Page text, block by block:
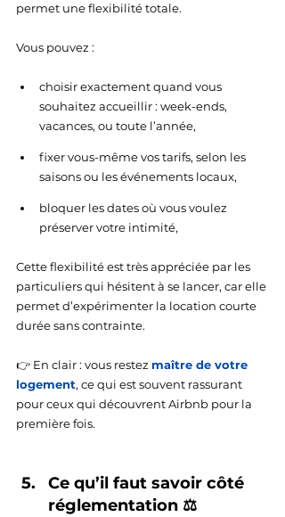
permet une flexibilité totale.
Vous pouvez :
choisir exactement quand vous
souhaitez accueillir : week-ends,
vacances, ou toute l’année,
fixer vous-même vos tarifs, selon les
saisons ou les événements locaux,
bloquer les dates où vous voulez
préserver votre intimité,
Cette flexibilité est très appréciée par les
particuliers qui hésitent à se lancer, car elle
permet d’expérimenter la location courte
durée sans contrainte.
👉 En clair : vous restez maître de votre
logement, ce qui est souvent rassurant
pour ceux qui découvrent Airbnb pour la
première fois.
Ce qu’il faut savoir côté
réglementation ⚖️